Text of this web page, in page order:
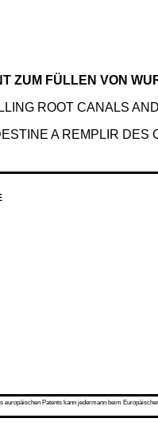
ZUM FÜLLEN VON
ROOT CANALS
A REMPLIR
Patents kann jedermann beim